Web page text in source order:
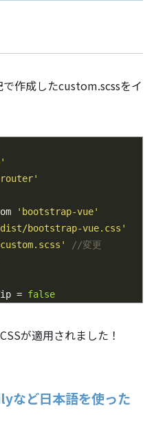
作成したcustom.scssをイ
'bootstrap-vue'
bootstrap-vue.css'
//変更
= false
が適用されました！
など日本語を使った